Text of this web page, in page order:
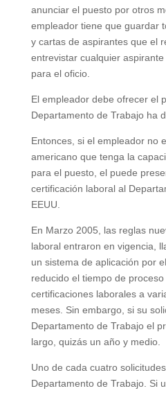
anunciar el puesto por otros
empleador tiene que guardar
y cartas de aspirantes que el
entrevistar cualquier
para el oficio.
El empleador debe ofrecer el
Departamento de Trabajo ha
Entonces, si el empleador no
americano que tenga la
para el puesto, el puede
certificación laboral al
EEUU.
En Marzo 2005, las reglas
laboral entraron en vigencia,
un sistema de aplicación por
reducido el tiempo de
certificaciones laborales a
meses. Sin embargo, si su
Departamento de Trabajo el
largo, quizás un año y medio.
Uno de cada cuatro
Departamento de Trabajo. Si